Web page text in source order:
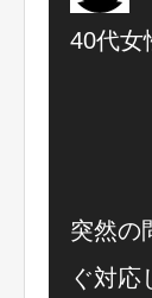
40代女
突然の
ぐ対応